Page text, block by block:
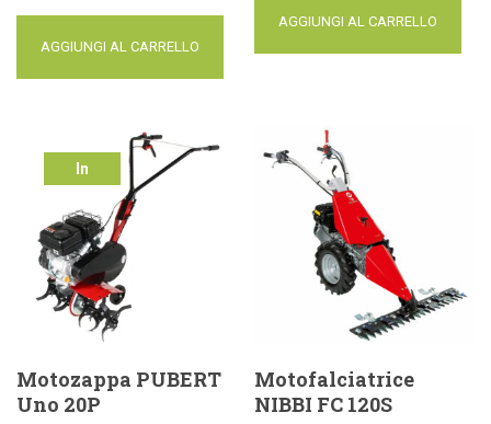
AGGIUNGI AL CARRELLO
AGGIUNGI AL CARRELLO
In
Motozappa PUBERT
Uno 20P
Motofalciatrice
NIBBI FC 120S